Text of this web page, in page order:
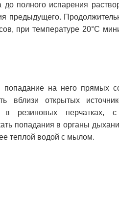
до полного испарения
предыдущего.
при температуре 20°С
на него прямых
вблизи открытых
резиновых перчатках, с
попадания в органы
теплой водой с мылом.